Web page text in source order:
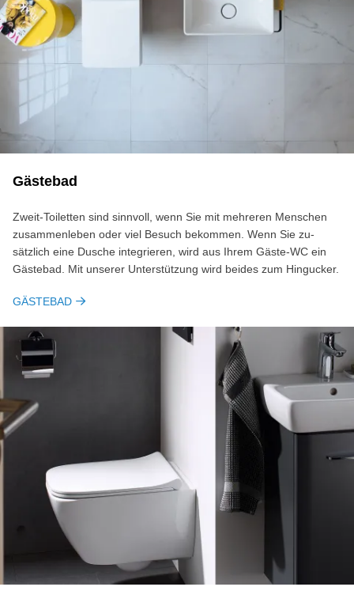
Gästebad
Zweit-Toiletten sind sinn­voll, wenn Sie mit mehreren Menschen
zu­sammen­leben oder viel Be­such be­kommen. Wenn Sie zu­
sätzlich eine Dusche inte­grie­ren, wird aus Ihrem Gäste-WC ein
Gäste­bad. Mit unserer Unter­stützung wird beides zum Hin­gucker.
GÄSTEBAD